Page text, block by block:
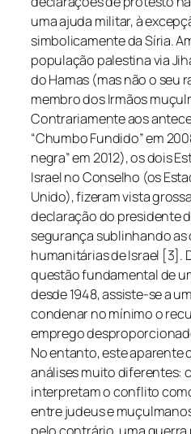
uma ajuda militar, à
simbolicamente da Síria.
população palestina via
do Hamas (mas não o seu
membro dos Irmãos
Contrariamente aos
“Chumbo Fundido” em
negra” em 2012), os dois
Israel no Conselho (os
Unido), fizeram vista
declaração do presidente
segurança sublinhando
humanitárias de Israel [3].
questão fundamental de
desde 1948, assiste-se a
condenar no mínimo o
emprego
No entanto, este aparente
análises muito diferentes:
interpretam o conflito
entre judeus e